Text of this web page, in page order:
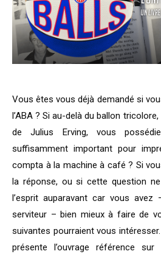
Vous êtes vous déjà demandé si
l’ABA ? Si au-delà du ballon
de Julius Erving, vous
suffisamment important pour
compta à la machine à café ? Si
la réponse, ou si cette question
l’esprit auparavant car vous
serviteur – bien mieux à faire de
suivantes pourraient vous
présente l’ouvrage référence sur